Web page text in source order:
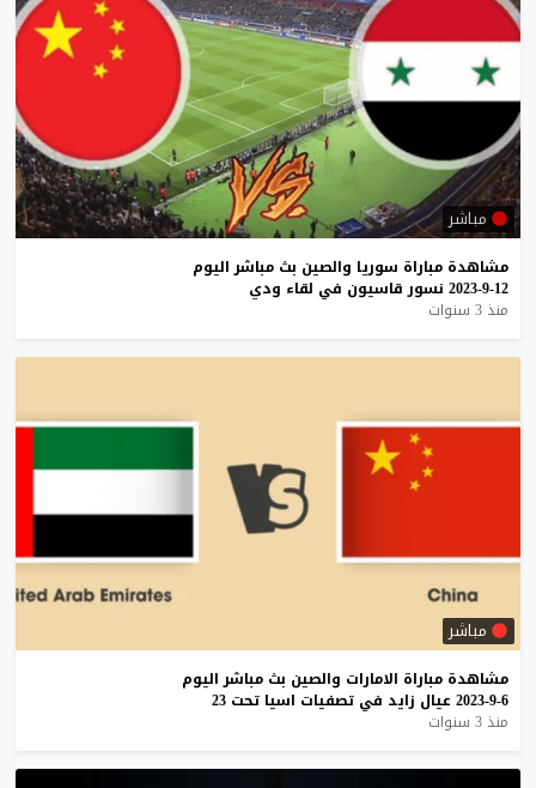
مباشر
مشاهدة مباراة سوريا والصين بث مباشر اليوم
12-9-2023
نسور قاسيون في لقاء ودي
منذ 3 سنوات
مباشر
مشاهدة مباراة الامارات والصين بث مباشر اليوم
6-9-2023
عيال زايد في تصفيات اسيا تحت 23
منذ 3 سنوات